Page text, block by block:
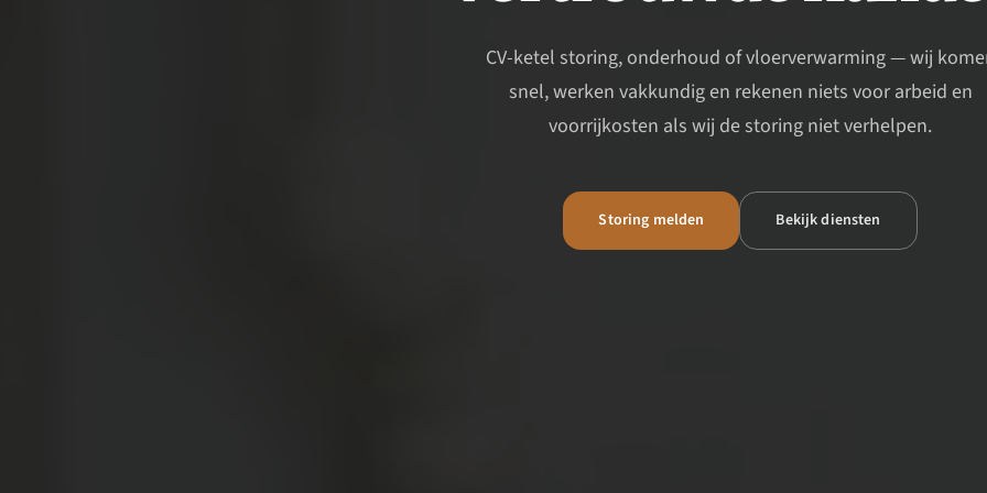
CV-ketel storing, onderhoud of vloerverwarming — wij
snel, werken vakkundig en rekenen niets voor arbeid en
voorrijkosten als wij de storing niet verhelpen.
Storing melden Bekijk diensten